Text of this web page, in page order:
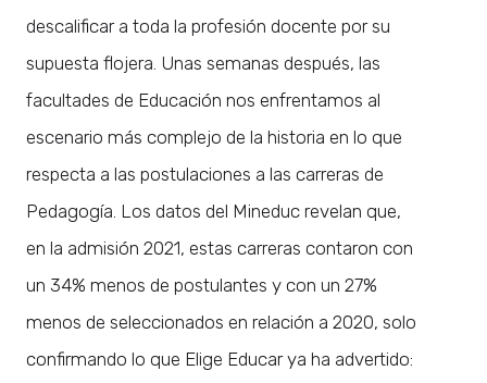
descalificar a toda la profesión docente por su
supuesta flojera. Unas semanas después, las
facultades de Educación nos enfrentamos al
escenario más complejo de la historia en lo que
respecta a las postulaciones a las carreras de
Pedagogía. Los datos del Mineduc revelan que,
en la admisión 2021, estas carreras contaron con
un 34% menos de postulantes y con un 27%
menos de seleccionados en relación a 2020, solo
confirmando lo que Elige Educar ya ha advertido: